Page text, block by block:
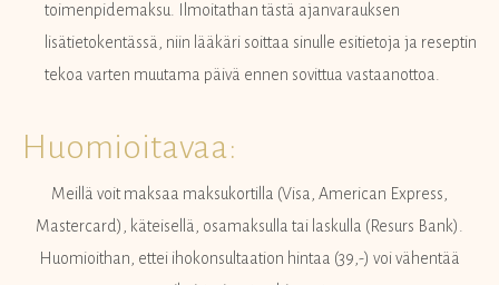
toimenpidemaksu. Ilmoitathan tästä ajanvarauksen
lisätietokentässä, niin lääkäri soittaa sinulle esitietoja ja reseptin
tekoa varten muutama päivä ennen sovittua vastaanottoa.
Huomioitavaa:
Meillä voit maksaa maksukortilla (Visa, American Express,
Mastercard), käteisellä, osamaksulla tai laskulla (Resurs Bank).
Huomioithan, ettei ihokonsultaation hintaa (39,-) voi vähentää